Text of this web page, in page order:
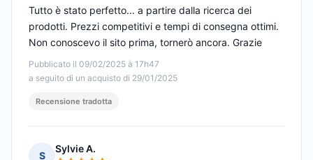
Pubblicato il 09/02/2025 à 17h47
a seguito di un acquisto di 29/01/2025
Tutto è stato perfetto... a partire dalla ricerca dei
prodotti. Prezzi competitivi e tempi di consegna ottimi.
Non conoscevo il sito prima, tornerò ancora. Grazie
Recensione tradotta
S
Sylvie A.